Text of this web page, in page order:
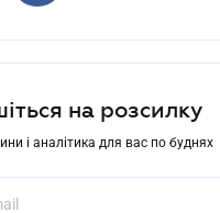
на розсилку
і аналітика для вас по буднях